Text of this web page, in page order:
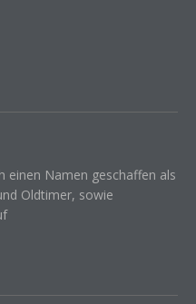
einen Namen geschaffen als
Oldtimer, sowie